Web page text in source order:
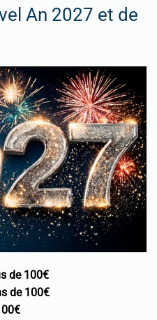
An 2027 et de
de 100€
de 100€